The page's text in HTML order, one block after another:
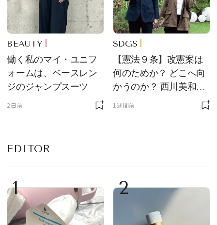
BEAUTY
働く私のマイ・ユニフ
ォームは、ベースレン
ジのジャンプスーツ
2日前
SDGS
【憲法９条】改憲案は
何のためか？ どこへ向
かうのか？ 西川美和さ
んと木村草太さんが読
1週間前
EDITOR
1 2